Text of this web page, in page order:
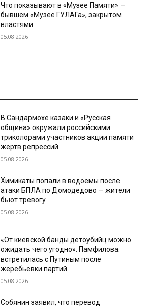
Что показывают в «Музее Памяти» —
бывшем «Музее ГУЛАГа», закрытом
властями
05.08.2026
В Сандармохе казаки и «Русская
община» окружали российскими
триколорами участников акции памяти
жертв репрессий
05.08.2026
Химикаты попали в водоемы после
атаки БПЛА по Домодедово — жители
бьют тревогу
05.08.2026
«От киевской банды детоубийц можно
ожидать чего угодно». Памфилова
встретилась с Путиным после
жеребьевки партий
05.08.2026
Собянин заявил, что перевод